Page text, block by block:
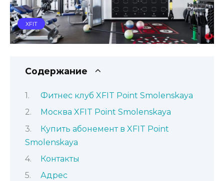
XFIT
Содержание
Фитнес клуб XFIT Point Smolenskaya
Москва XFIT Point Smolenskaya
Купить абонемент в XFIT Point
Smolenskaya
Контакты
Адрес